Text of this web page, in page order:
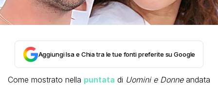
Aggiungi Isa e Chia tra le tue fonti preferite su Google
Come mostrato nella puntata di Uomini e Donneandata